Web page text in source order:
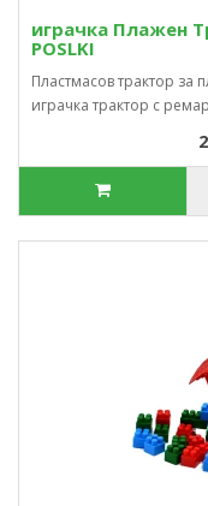
играчка Плажен
POSLKI
Пластмасов трактор за
играчка трактор с